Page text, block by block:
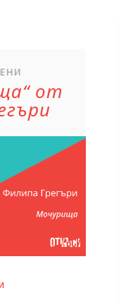
от